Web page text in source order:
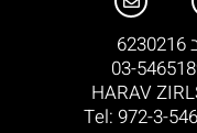
HARAV
Tel: 972-3-